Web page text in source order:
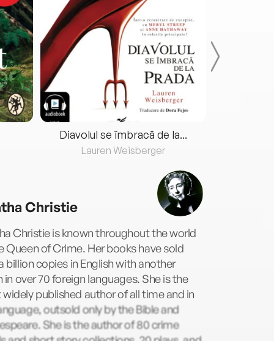
Diavolul se îmbracă de la...
Lauren Weisberger
Christie
Christie is known throughout the world
Queen of Crime. Her books have sold
billion copies in English with another
in over 70 foreign languages. She is the
published author of all time and in
outsold only by the Bible and
She is the author of 80 crime